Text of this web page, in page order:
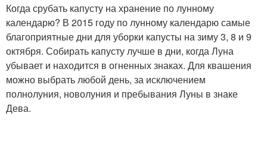
Когда срубать капусту на хранение по лунному
календарю? В 2015 году по лунному календарю самые
благоприятные дни для уборки капусты на зиму 3, 8 и 9
октября. Собирать капусту лучше в дни, когда Луна
убывает и находится в огненных знаках. Для квашения
можно выбрать любой день, за исключением
полнолуния, новолуния и пребывания Луны в знаке
Дева.